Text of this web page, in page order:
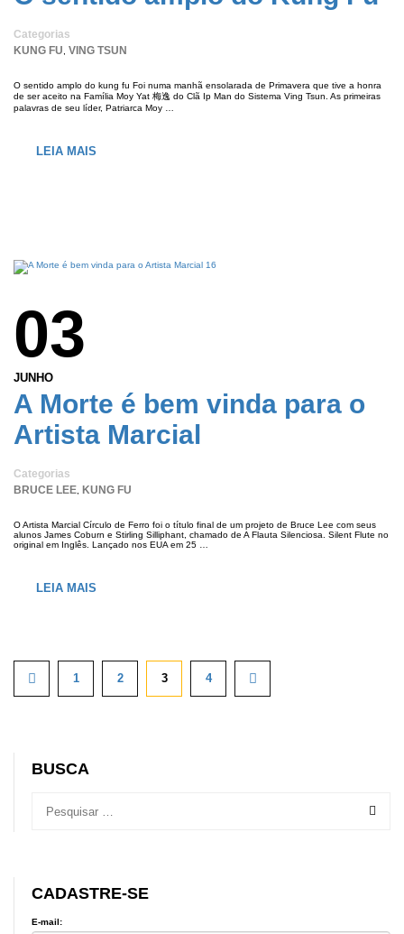
Categorias
KUNG FU, VING TSUN
O sentido amplo do kung fu Foi numa manhã ensolarada de Primavera que tive a honra
de ser aceito na Família Moy Yat 梅逸 do Clã Ip Man do Sistema Ving Tsun. As primeiras
palavras de seu líder, Patriarca Moy …
LEIA MAIS
03
JUNHO
A Morte é bem vinda para o
Artista Marcial
Categorias
BRUCE LEE, KUNG FU
O Artista Marcial Círculo de Ferro foi o título final de um projeto de Bruce Lee com seus
alunos James Coburn e Stirling Silliphant, chamado de A Flauta Silenciosa. Silent Flute no
original em Inglês. Lançado nos EUA em 25 …
LEIA MAIS
1 2 3 4
BUSCA
CADASTRE-SE
E-mail: